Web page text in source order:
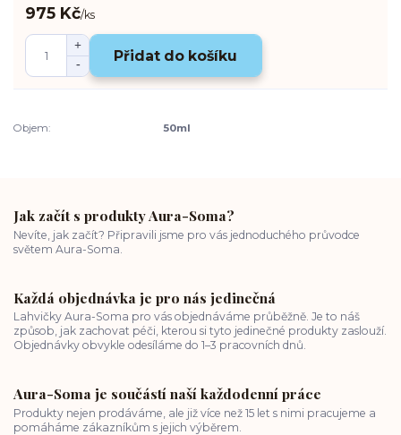
975 Kč/ks
Přidat do košíku
Objem: 50ml
Jak začít s produkty Aura-Soma?
Nevíte, jak začít? Připravili jsme pro vás jednoduchého průvodce
světem Aura-Soma.
Každá objednávka je pro nás jedinečná
Lahvičky Aura-Soma pro vás objednáváme průběžně. Je to náš
způsob, jak zachovat péči, kterou si tyto jedinečné produkty zaslouží.
Objednávky obvykle odesíláme do 1–3 pracovních dnů.
Aura-Soma je součástí naší každodenní práce
Produkty nejen prodáváme, ale již více než 15 let s nimi pracujeme a
pomáháme zákazníkům s jejich výběrem.